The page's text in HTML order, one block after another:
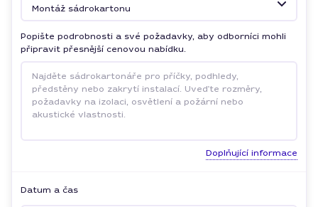
Montáž sádrokartonu
Popište podrobnosti a své požadavky, aby odborníci mohli
připravit přesnější cenovou nabídku.
Doplňující informace
Datum a čas